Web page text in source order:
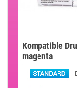
Kompatible
magenta